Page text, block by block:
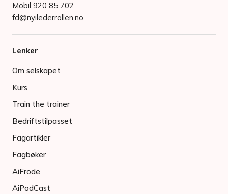
Mobil 920 85 702
fd@nyilederrollen.no
Lenker
Om selskapet
Kurs
Train the trainer
Bedriftstilpasset
Fagartikler
Fagbøker
AiFrode
AiPodCast